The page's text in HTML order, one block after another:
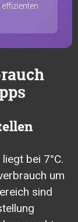
bei 7°C.
um
sind